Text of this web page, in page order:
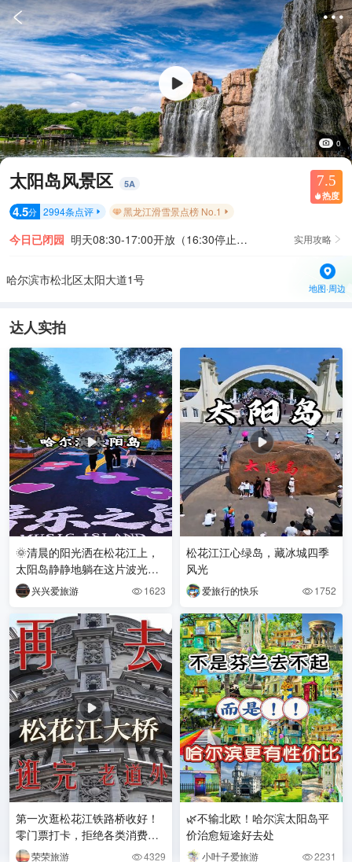
 
0
太阳岛风景区 5A 7.5
 热度
4.5分 2994条点评  黑龙江滑雪景点榜 No.1 
今日已闭园 明天08:30-17:00开放（16:30停止入园） 实用攻略 
哈尔滨市松北区太阳大道1号
地图·周边
达人实拍
🌞清晨的阳光洒在松花江上，
太阳岛静静地躺在这片波光粼
粼之中。沿着太阳岛风景区的
木栈道，我一步步走进了
兴兴爱旅游  1623
第一次逛松花江铁路桥收好！
零门票打卡，拒绝各类消费陷
阱 荣荣旅游 4329
松花江江心绿岛，藏冰城四季
风光
爱旅行的快乐  1752
🌿不输北欧！哈尔滨太阳岛平
价治愈短途好去处
小叶子爱旅游 2231